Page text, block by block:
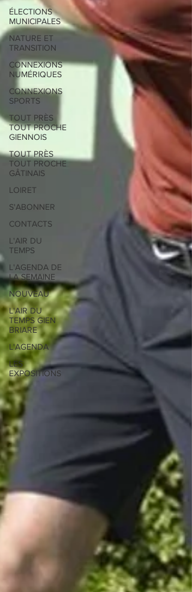
ÉLECTIONS
MUNICIPALES
NATURE ET
TRANSITION
CONNEXIONS
NUMÉRIQUES
CONNEXIONS
SPORTS
TOUT PRÈS
TOUT PROCHE
GIENNOIS
TOUT PRÈS
TOUT PROCHE
GÂTINAIS
LOIRET
S'ABONNER
CONTACTS
L'AIR DU
TEMPS
L'AGENDA DE
LA SEMAINE
NOUVEAU
L'AIR DU
TEMPS GIEN
BRIARE
L'AGENDA
LES
EXPOSITIONS